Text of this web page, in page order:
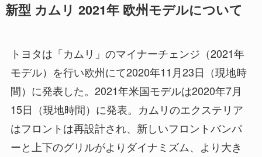
新型 カムリ 2021年 欧州モデルについて
トヨタは「カムリ」のマイナーチェンジ（2021年
モデル）を行い欧州にて2020年11月23日（現地時
間）に発表した。2021年米国モデルは2020年7月
15日（現地時間）に発表。カムリのエクステリア
はフロントは再設計され、新しいフロントバンパ
ーと上下のグリルがよりダイナミズム、より大き